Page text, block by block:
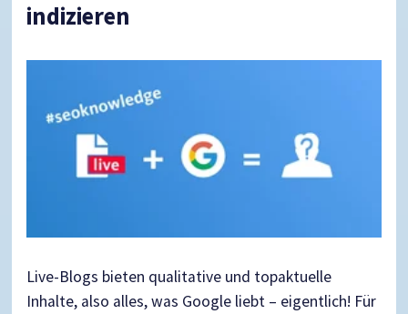
indizieren
Live-Blogs bieten qualitative und topaktuelle
Inhalte, also alles, was Google liebt – eigentlich! Für